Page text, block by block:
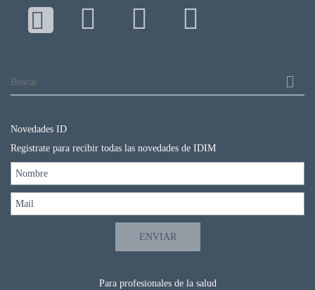
Para profesionales de la salud
Novedades ID
Registrate para recibir todas las novedades de IDIM